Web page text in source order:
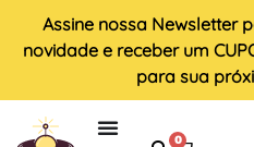
Assine nossa Newsletter
novidade e receber um
para sua
0